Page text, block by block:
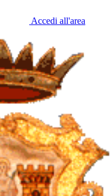
Accedi all'area